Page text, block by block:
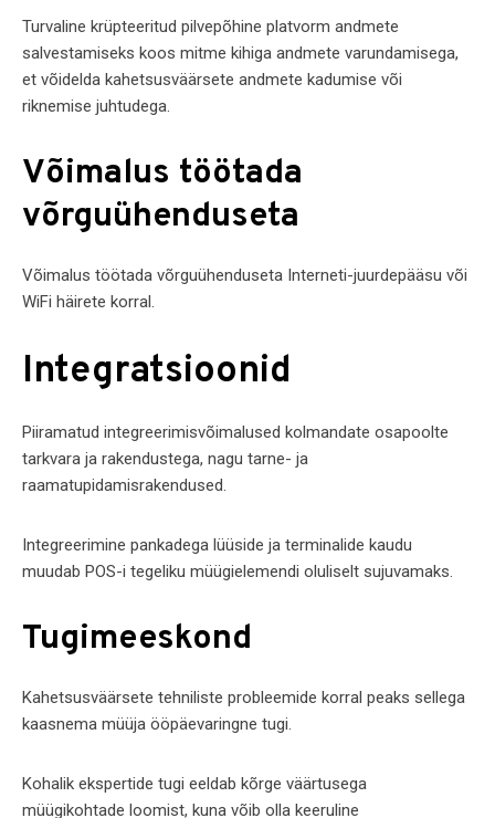
Turvaline krüpteeritud pilvepõhine platvorm andmete
salvestamiseks koos mitme kihiga andmete varundamisega,
et võidelda kahetsusväärsete andmete kadumise või
riknemise juhtudega.
Võimalus töötada
võrguühenduseta
Võimalus töötada võrguühenduseta Interneti-juurdepääsu või
WiFi häirete korral.
Integratsioonid
Piiramatud integreerimisvõimalused kolmandate osapoolte
tarkvara ja rakendustega, nagu tarne- ja
raamatupidamisrakendused.
Integreerimine pankadega lüüside ja terminalide kaudu
muudab POS-i tegeliku müügielemendi oluliselt sujuvamaks.
Tugimeeskond
Kahetsusväärsete tehniliste probleemide korral peaks sellega
kaasnema müüja ööpäevaringne tugi.
Kohalik ekspertide tugi eeldab kõrge väärtusega
müügikohtade loomist, kuna võib olla keeruline